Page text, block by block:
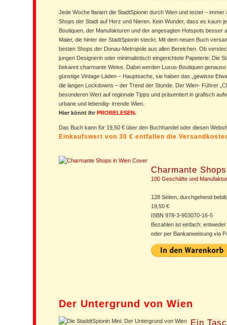
Jede Woche flaniert die StadtSpionin durch Wien und testet –
Shops der Stadt auf Herz und Nieren. Kein Wunder, dass es kaum
Boutiquen, der Manufakturen und der angesagten Hotspots besser
Maier, die hinter der StadtSpionin steckt. Mit dem neuen Buch
besten Shops der Donau-Metropole aus allen Bereichen. Ob
jungen Designerin oder minimalistisch eingerichtete Papeterie: Die
bekannt charmante Weise. Dabei werden Luxus-Boutiquen
günstige Vintage-Läden – Hauptsache, sie haben das „gewisse
die langen Lockdowns – der Trend der Stunde. Der Wien- Führer
besonderen Wert auf regionale Tipps und präsentiert in grafisch
urbane und lebendig- irrende Wien.
Hier könnt Ihr PROBELESEN.
Das Buch kann für 19,50 € über den Buchhandel oder diesen
Einkaufswert von 30 € entfallen die
Charmante
100 Geschäfte und
128 Seiten, durchgehend
19,50 €
ISBN 978-3-903070-16-5
Bezahlen ist einfach:
oder per Bankanweisung via
Der Untergrund von Wien
Ein